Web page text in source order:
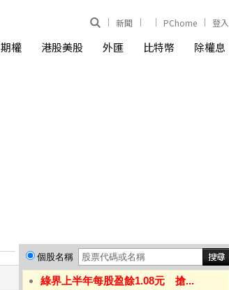
新聞 PChome 登入
期權 港股美股 外匯 比特幣 除權息
個股名稱
綠界上半年每股盈餘1.08元 搶...